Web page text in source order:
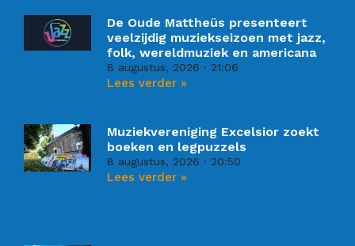
De Oude Mattheüs presenteert
veelzijdig muziekseizoen met jazz,
folk, wereldmuziek en americana
8 augustus, 2026 21:06
Lees verder »
Muziekvereniging Excelsior zoekt
boeken en legpuzzels
8 augustus, 2026 20:50
Lees verder »